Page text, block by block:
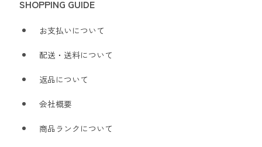
SHOPPING GUIDE
お支払いについて
配送・送料について
返品について
会社概要
商品ランクについて